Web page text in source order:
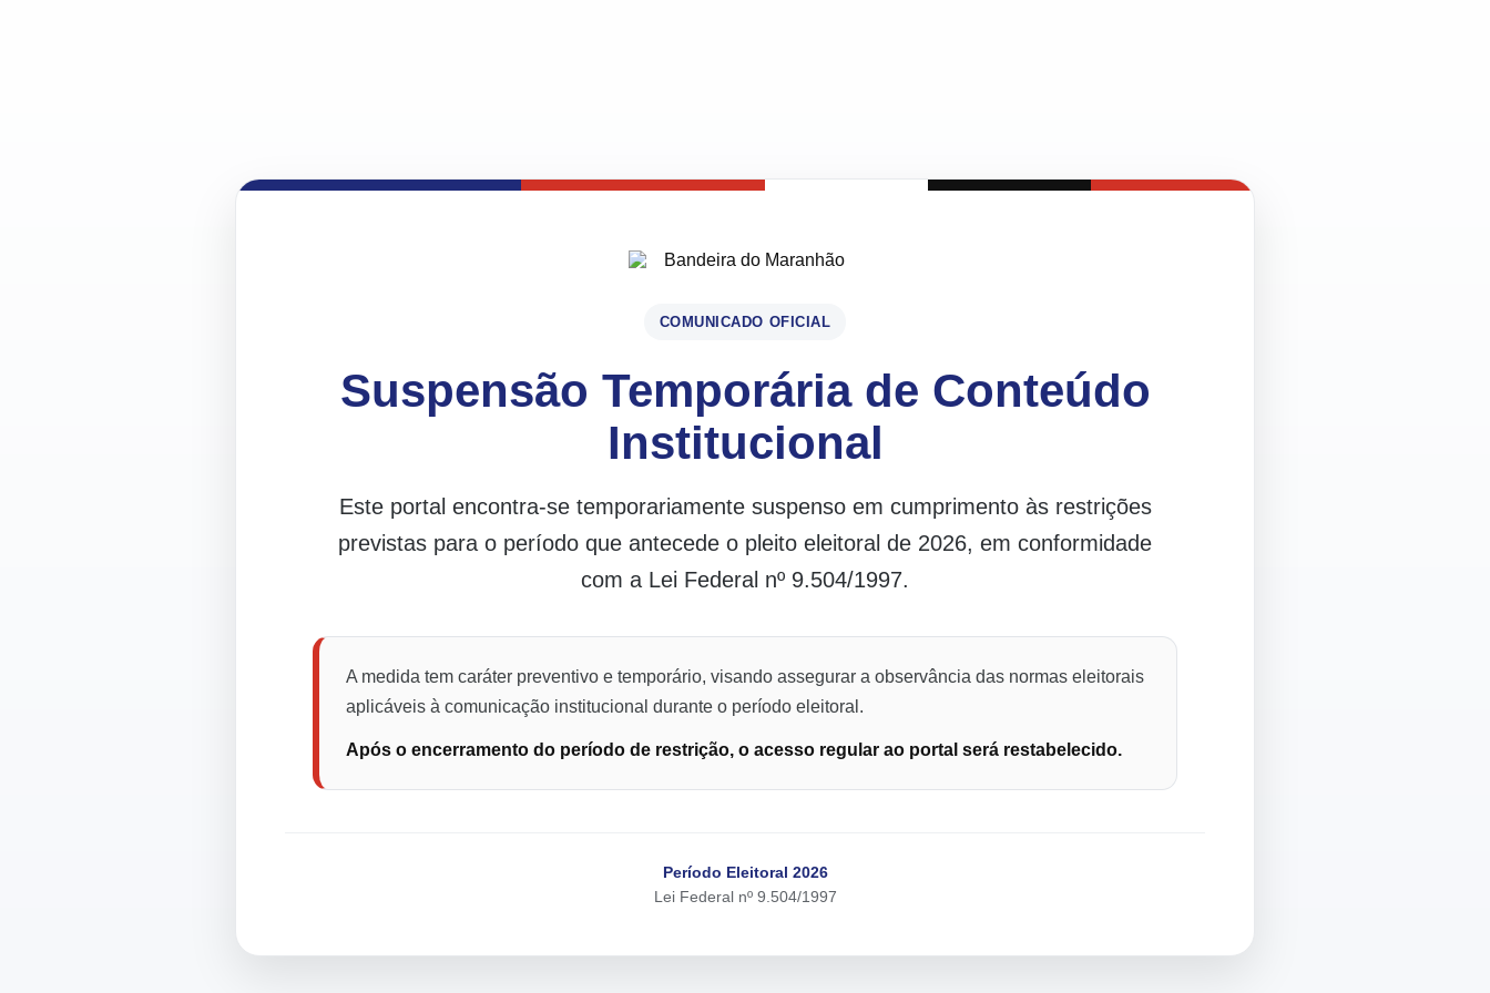
COMUNICADO OFICIAL
Suspensão Temporária de Conteúdo
Institucional
Este portal encontra-se temporariamente suspenso em cumprimento às restrições
previstas para o período que antecede o pleito eleitoral de 2026, em conformidade
com a Lei Federal nº 9.504/1997.
A medida tem caráter preventivo e temporário, visando assegurar a observância das normas eleitorais
aplicáveis à comunicação institucional durante o período eleitoral.
Após o encerramento do período de restrição, o acesso regular ao portal será restabelecido.
Período Eleitoral 2026
Lei Federal nº 9.504/1997